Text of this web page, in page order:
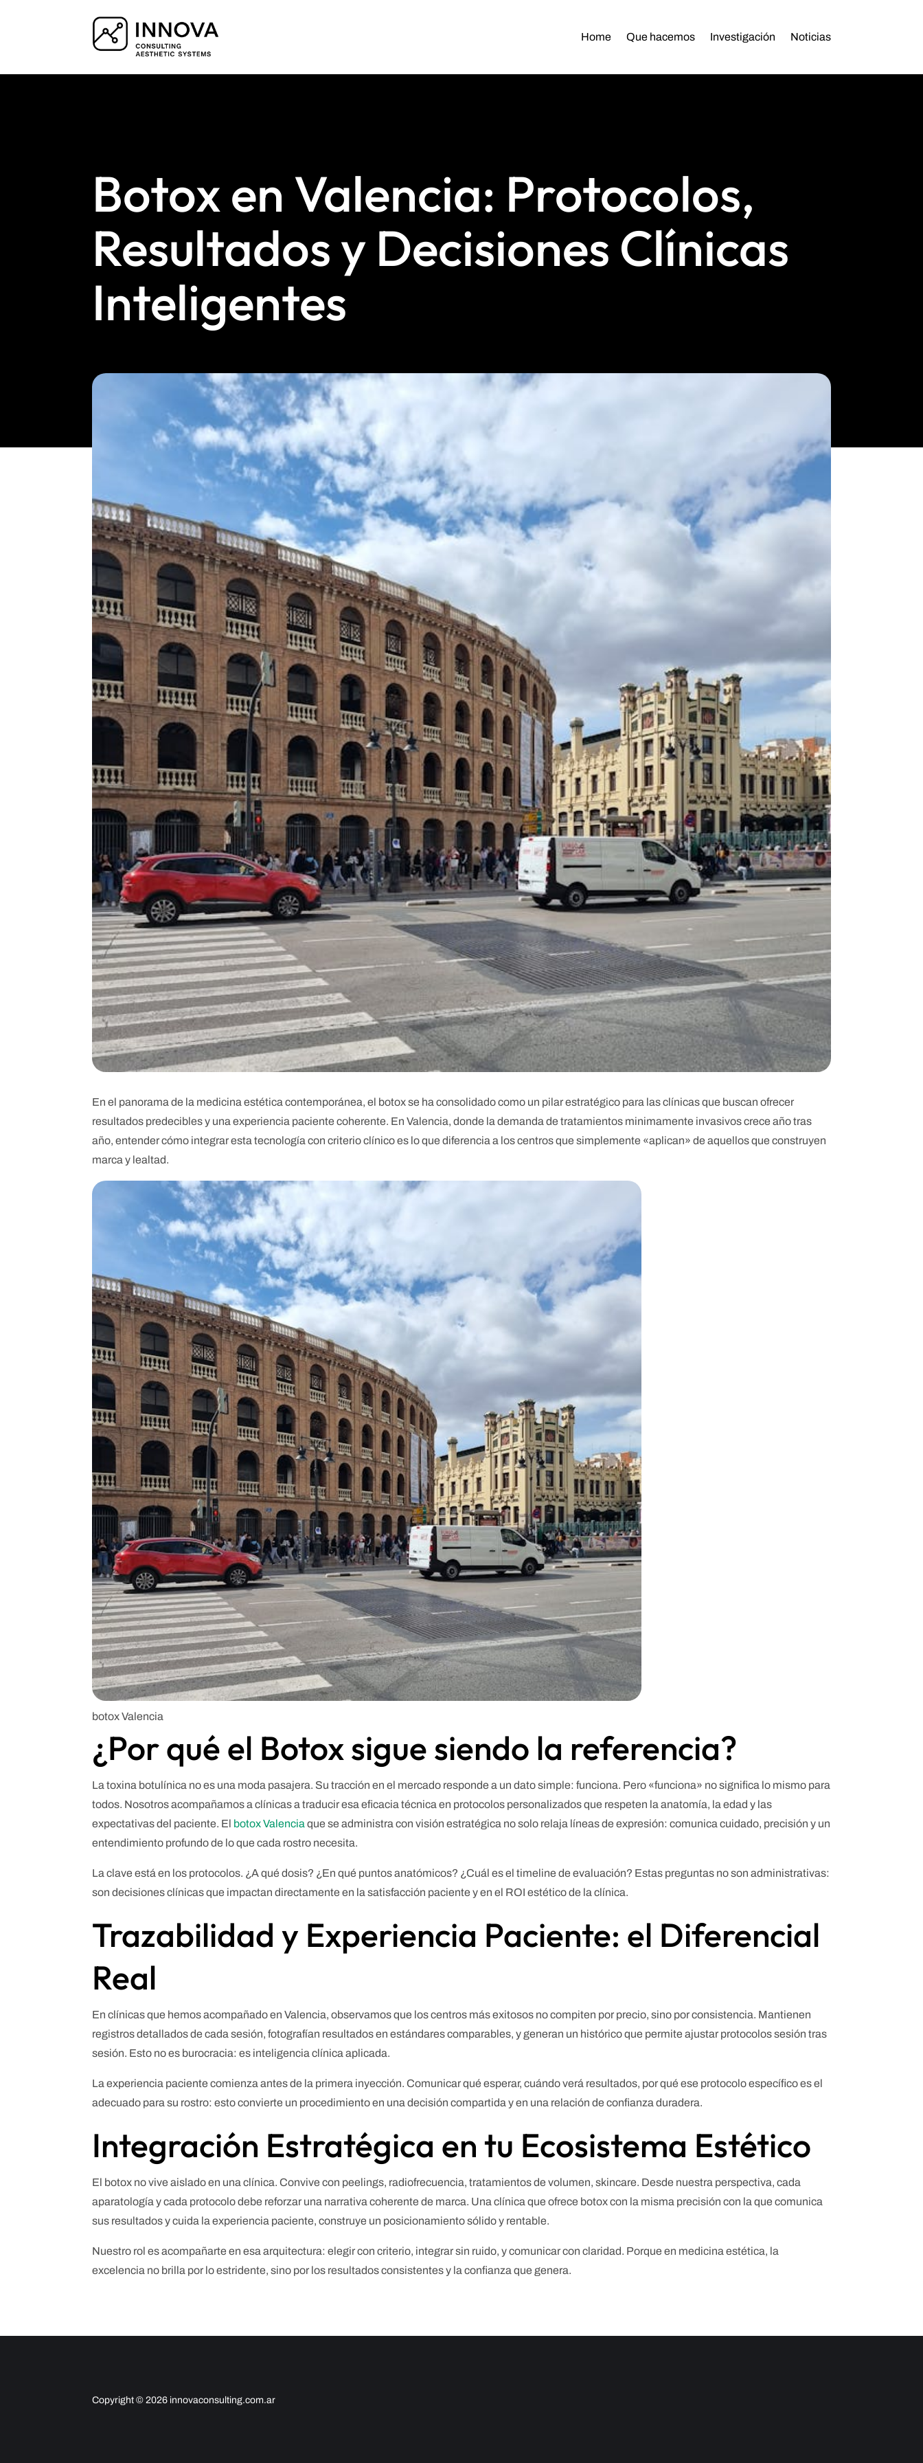
Home Que hacemos Investigación Noticias
Botox en Valencia: Protocolos,
Resultados y Decisiones Clínicas
Inteligentes
En el panorama de la medicina estética contemporánea, el botox se ha consolidado como un pilar estratégico para las clínicas que buscan ofrecer
resultados predecibles y una experiencia paciente coherente. En Valencia, donde la demanda de tratamientos minimamente invasivos crece año tras
año, entender cómo integrar esta tecnología con criterio clínico es lo que diferencia a los centros que simplemente «aplican» de aquellos que construyen
marca y lealtad.
botox Valencia
¿Por qué el Botox sigue siendo la referencia?
La toxina botulínica no es una moda pasajera. Su tracción en el mercado responde a un dato simple: funciona. Pero «funciona» no significa lo mismo para
todos. Nosotros acompañamos a clínicas a traducir esa eficacia técnica en protocolos personalizados que respeten la anatomía, la edad y las
expectativas del paciente. El botox Valencia que se administra con visión estratégica no solo relaja líneas de expresión: comunica cuidado, precisión y un
entendimiento profundo de lo que cada rostro necesita.
La clave está en los protocolos. ¿A qué dosis? ¿En qué puntos anatómicos? ¿Cuál es el timeline de evaluación? Estas preguntas no son administrativas:
son decisiones clínicas que impactan directamente en la satisfacción paciente y en el ROI estético de la clínica.
Trazabilidad y Experiencia Paciente: el Diferencial
Real
En clínicas que hemos acompañado en Valencia, observamos que los centros más exitosos no compiten por precio, sino por consistencia. Mantienen
registros detallados de cada sesión, fotografían resultados en estándares comparables, y generan un histórico que permite ajustar protocolos sesión tras
sesión. Esto no es burocracia: es inteligencia clínica aplicada.
La experiencia paciente comienza antes de la primera inyección. Comunicar qué esperar, cuándo verá resultados, por qué ese protocolo específico es el
adecuado para su rostro: esto convierte un procedimiento en una decisión compartida y en una relación de confianza duradera.
Integración Estratégica en tu Ecosistema Estético
El botox no vive aislado en una clínica. Convive con peelings, radiofrecuencia, tratamientos de volumen, skincare. Desde nuestra perspectiva, cada
aparatología y cada protocolo debe reforzar una narrativa coherente de marca. Una clínica que ofrece botox con la misma precisión con la que comunica
sus resultados y cuida la experiencia paciente, construye un posicionamiento sólido y rentable.
Nuestro rol es acompañarte en esa arquitectura: elegir con criterio, integrar sin ruido, y comunicar con claridad. Porque en medicina estética, la
excelencia no brilla por lo estridente, sino por los resultados consistentes y la confianza que genera.
Copyright © 2026 innovaconsulting.com.ar